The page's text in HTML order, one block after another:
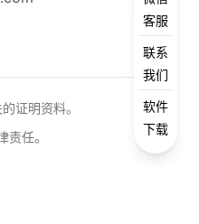
证明资料。
任。
客服
联系
我们
软件
下载